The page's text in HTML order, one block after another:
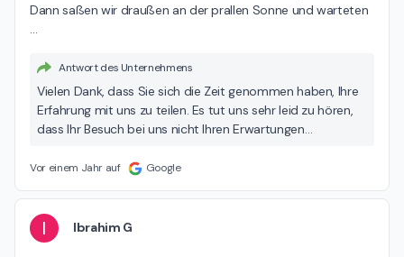
…
Antwort des Unternehmens
Vielen Dank, dass Sie sich die Zeit genommen haben, Ihre
Erfahrung mit uns zu teilen. Es tut uns sehr leid zu hören,
dass Ihr Besuch bei uns nicht Ihren Erwartungen
Unannehmlichkeiten entschuldigen – weder beim Service
Feedback nehmen wir sehr ernst und werden es im Team
besprechen, um sicherzustellen, dass sich so etwas nicht
wiederholt. Wir würden uns freuen, wenn Sie uns in
Vor einem Jahr auf Google
I Ibrahim G